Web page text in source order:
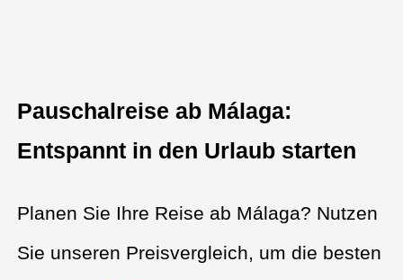
Pauschalreise ab Málaga:
Entspannt in den Urlaub starten
Planen Sie Ihre Reise ab Málaga? Nutzen
Sie unseren Preisvergleich, um die besten